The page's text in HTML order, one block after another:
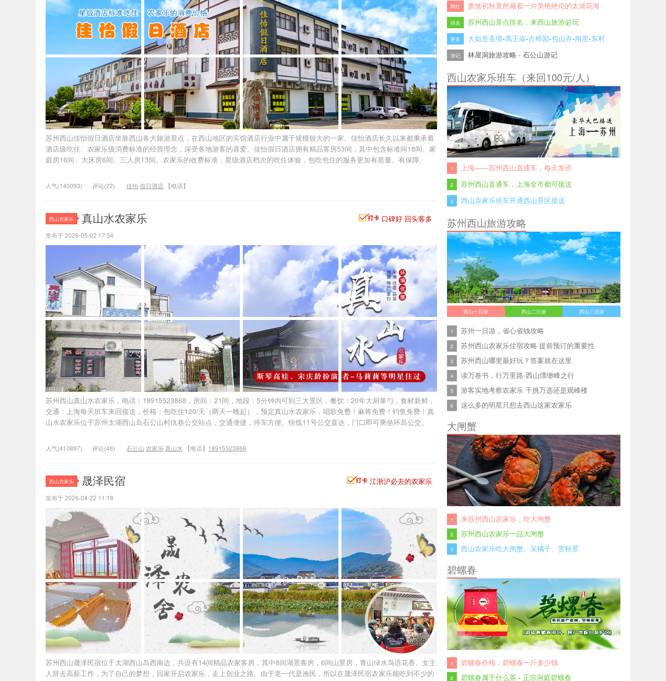
苏州西山佳怡假日酒店坐靠西山各大旅游景点，在西山地区的宾馆酒店行业中属于规模较大的一家。佳怡酒店长久以来都秉承着
酒店级吃住、农家乐级消费标准的经营理念，深受各地游客的喜爱。佳怡假日酒店拥有精品客房53间，其中包含标准间18间、家
庭房16间、大床房6间、三人房13间。农家乐的收费标准，星级酒店档次的吃住体验，包吃包住的服务更加有质量、有保障。
人气(140093) 评论(22) 佳怡 假日酒店 【电话】
西山农家乐 真山水农家乐 口碑好 回头客多
发布于 2026-05-02 17:34
苏州西山真山水农家乐，电话：18915523868，房间：21间，地段：5分钟内可到三大景区，餐饮：20年大厨掌勺，食材新鲜，
交通：上海每天班车来回接送，价格：包吃住120/天（两天一晚起），预定真山水农家乐，唱歌免费！麻将免费！钓鱼免费！真
山水农家乐位于苏州太湖西山岛石公山村仇巷公交站点，交通便捷，停车方便。快线11号公交直达，门口即可乘坐环岛公交。
人气(410897) 评论(46) 石公山 农家乐真山水 【电话】 18915523868
西山农家乐 晟泽民宿 江浙沪必去的农家乐
发布于 2026-04-22 11:18
苏州西山晟泽民宿位于太湖西山岛西南边，共设有14间精品农家客房，其中8间湖景客房，6间山景房，青山绿水鸟语花香。女主
人辞去高薪工作，为了自己的梦想，回家开启农家乐，走上创业之路。由于老一代是渔民，所以在晟泽民宿农家乐能吃到不少的
网红 萧煞初秋竟然藏着一片美艳绝伦的太湖花海
排名 苏州西山景点排名，来西山旅游必玩
更多 大如意圣境-禹王庙-古樟园-包山寺-甪里-东村
游记 林屋洞旅游攻略 - 石公山游记
西山农家乐班车（来回100元/人）
1 上海——苏州西山直通车，每天发班
2 苏州西山直通车，上海全市都可接送
3 西山农家乐班车开通西山景区接送
苏州西山旅游攻略
西山一日游 西山二日游 西山三日游
1 苏州一日游，省心省钱攻略
2 苏州西山农家乐住宿攻略 提前预订的重要性
3 苏州西山哪里最好玩？答案就在这里
4 读万卷书，行万里路-西山缥缈峰之行
5 游客实地考察农家乐 千挑万选还是观峰楼
6 这么多的明星只想去西山这家农家乐
大闸蟹
1 来苏州西山农家乐，吃大闸蟹
2 苏州西山农家乐一品大闸蟹
3 西山农家乐吃大闸蟹、采橘子、赏秋景
碧螺春
1 碧螺春价格，碧螺春一斤多少钱
2 碧螺春属于什么茶 - 正宗洞庭碧螺春